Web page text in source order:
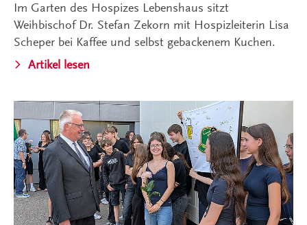
Im Garten des Hospizes Lebenshaus sitzt
Weihbischof Dr. Stefan Zekorn mit Hospizleiterin Lisa
Scheper bei Kaffee und selbst gebackenem Kuchen.
Artikel lesen